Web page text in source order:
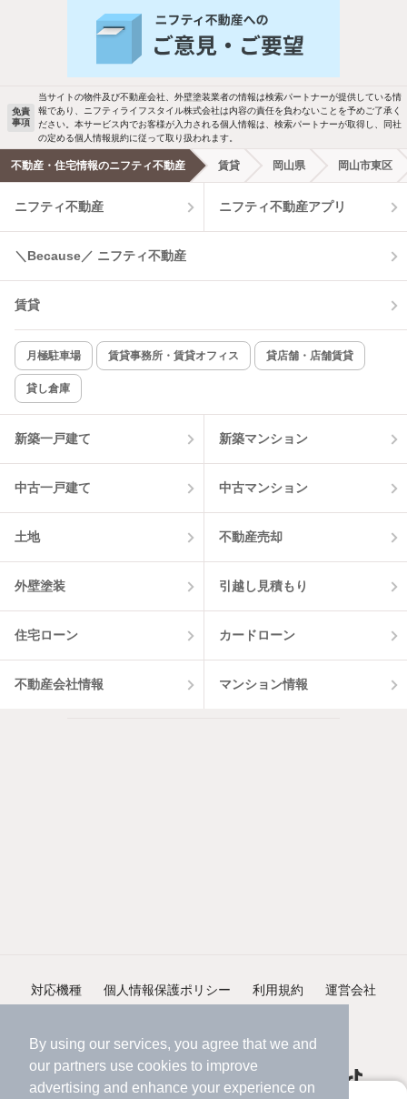
By using our services, you agree that we and
our partners use cookies to improve
advertising and enhance your experience on
バス・トイレ別 2階以上
駐車場あり ペット相談
洗濯機置場あり 独立洗面台
エアコンあり 都市ガス
温水洗浄便座 オートロック
コンロ2口以上
新着のみ インターネット無料
該当件数:
物件一覧に反映
免責
事項
当サイトの物件及び不動産会社、外壁塗装業者の情報は検索パートナーが提供している情
報であり、ニフティライフスタイル株式会社は内容の責任を負わないことを予めご了承く
ださい。本サービス内でお客様が入力される個人情報は、検索パートナーが取得し、同社
の定める個人情報規約に従って取り扱われます。
不動産・住宅情報のニフティ不動産 賃貸 岡山県 岡山市東区
ニフティ不動産 ニフティ不動産アプリ
＼Because／ ニフティ不動産
賃貸
月極駐車場 賃貸事務所・賃貸オフィス 貸店舗・店舗賃貸
貸し倉庫
新築一戸建て 新築マンション
中古一戸建て 中古マンション
土地 不動産売却
外壁塗装 引越し見積もり
住宅ローン カードローン
不動産会社情報 マンション情報
対応機種 個人情報保護ポリシー 利用規約 運営会社